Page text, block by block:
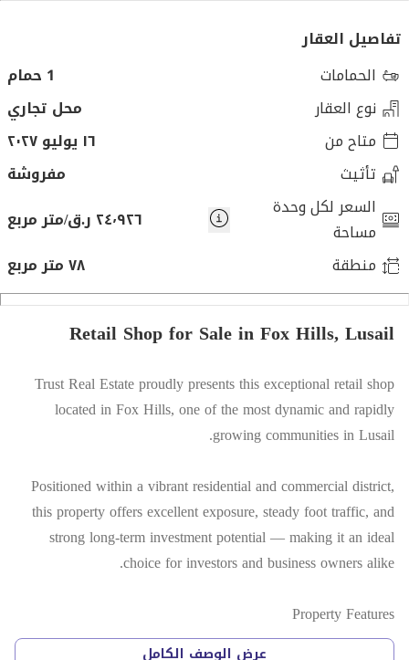
تفاصيل العقار
الحمامات
1 حمام
نوع العقار
محل تجاري
متاح من
١٦ يوليو ٢٠٢٧
تأثيث
مفروشة
السعر لكل وحدة
مساحة
٢٤٬٩٢٦ ر.ق/متر مربع
منطقة
٧٨ متر مربع
Retail Shop for Sale in Fox Hills, Lusail
Trust Real Estate proudly presents this exceptional retail shop
located in Fox Hills, one of the most dynamic and rapidly
growing communities in Lusail.
Positioned within a vibrant residential and commercial district,
this property offers excellent exposure, steady foot traffic, and
strong long-term investment potential — making it an ideal
choice for investors and business owners alike.
Property Features
Premium location in Fox Hills A13
عرض الوصف الكامل